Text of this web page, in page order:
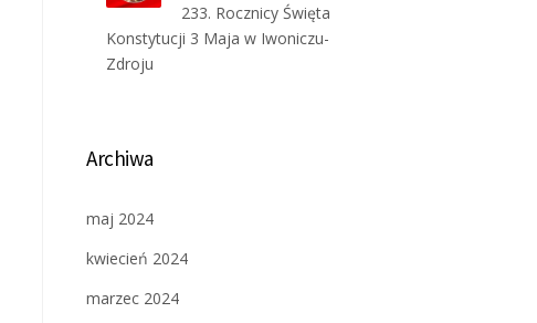
233. Rocznicy Święta
Konstytucji 3 Maja w Iwoniczu-
Zdroju
Archiwa
maj 2024
kwiecień 2024
marzec 2024